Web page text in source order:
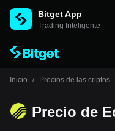
Bitget App
Trading Inteligente
Inicio / Precios de las criptos
Precio de